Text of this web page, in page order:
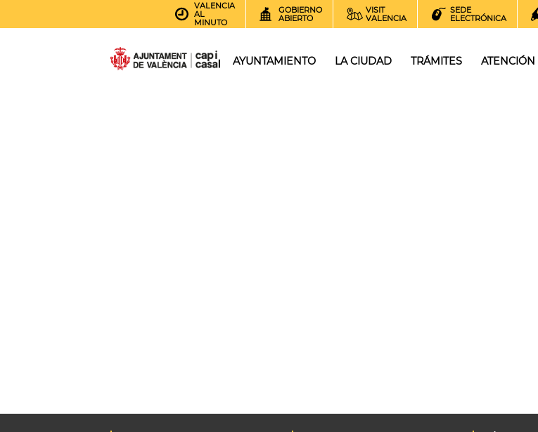
VALENCIA
AL
MINUTO
GOBIERNO
ABIERTO
VISIT
VALENCIA
SEDE
ELECTRÓNICA
AYUNTAMIENTO LA CIUDAD TRÁMITES